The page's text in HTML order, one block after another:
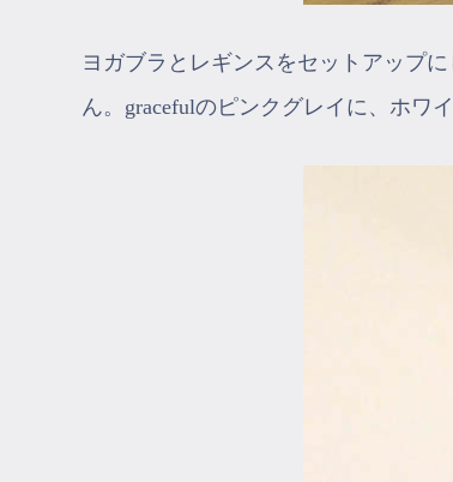
ヨガブラとレギンスをセットアップ
ん。gracefulのピンクグレイに、ホワ